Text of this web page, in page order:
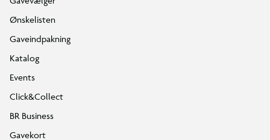
Ønskelisten
Gaveindpakning
Katalog
Events
Click&Collect
BR Business
Gavekort